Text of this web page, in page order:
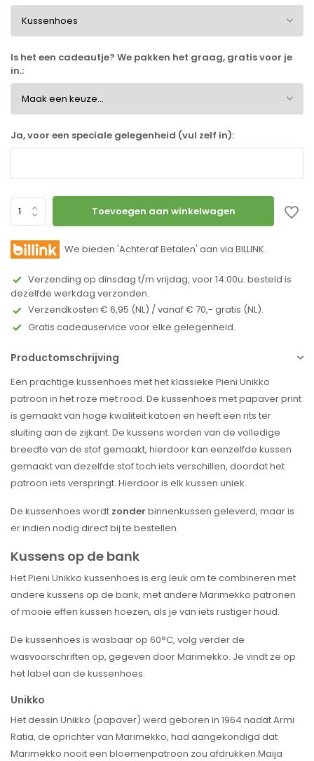
Is het een cadeautje? We pakken het graag, gratis voor je
in.:
Ja, voor een speciale gelegenheid (vul zelf in):
Toevoegen aan winkelwagen
We bieden 'Achteraf Betalen' aan via BILLINK.
Verzending op dinsdag t/m vrijdag, voor 14:00u. besteld is
dezelfde werkdag verzonden.
Verzendkosten € 6,95 (NL) / vanaf € 70,- gratis (NL).
Gratis cadeauservice voor elke gelegenheid.
Productomschrijving
Een prachtige kussenhoes met het klassieke Pieni Unikko
patroon in het roze met rood. De kussenhoes met papaver print
is gemaakt van hoge kwaliteit katoen en heeft een rits ter
sluiting aan de zijkant. De kussens worden van de volledige
breedte van de stof gemaakt, hierdoor kan eenzelfde kussen
gemaakt van dezelfde stof toch iets verschillen, doordat het
patroon iets verspringt. Hierdoor is elk kussen uniek.
De kussenhoes wordt zonder binnenkussen geleverd, maar is
er indien nodig direct bij te bestellen.
Kussens op de bank
Het Pieni Unikko kussenhoes is erg leuk om te combineren met
andere kussens op de bank, met andere Marimekko patronen
of mooie effen kussen hoezen, als je van iets rustiger houd.
De kussenhoes is wasbaar op 60°C, volg verder de
wasvoorschriften op, gegeven door Marimekko. Je vindt ze op
het label aan de kussenhoes.
Unikko
Het dessin Unikko (papaver) werd geboren in 1964 nadat Armi
Ratia, de oprichter van Marimekko, had aangekondigd dat
Marimekko nooit een bloemenpatroon zou afdrukken.Maija